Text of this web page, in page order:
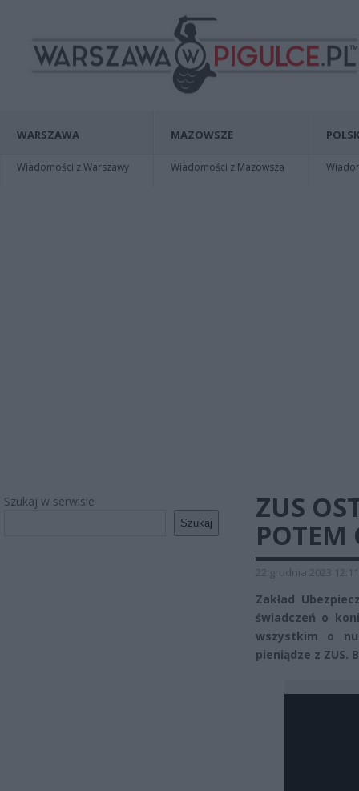
WARSZAWA
Wiadomości z Warszawy
MAZOWSZE
Wiadomości z Mazowsza
Szukaj w serwisie
Szukaj
ZUS
POTEM
22 grudnia 2023 12:11
Zakład
świadczeń o
wszystkim o
pieniądze z ZUS.